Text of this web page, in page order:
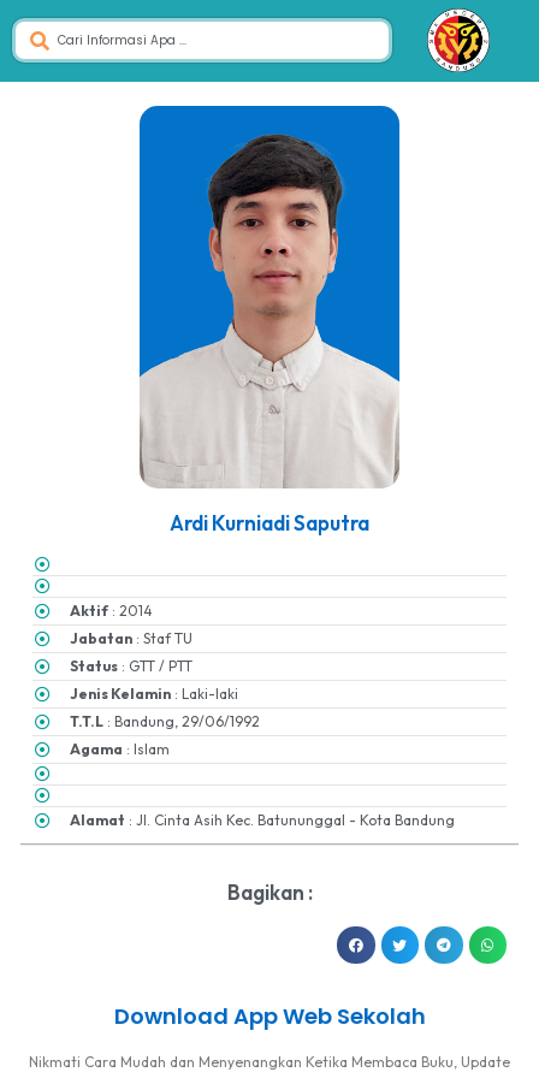
Ardi Kurniadi Saputra
Aktif : 2014
Jabatan : Staf TU
Status : GTT / PTT
Jenis Kelamin : Laki-laki
T.T.L : Bandung, 29/06/1992
Agama : Islam
Alamat : Jl. Cinta Asih Kec. Batununggal - Kota Bandung
Bagikan :
Download App Web Sekolah
Nikmati Cara Mudah dan Menyenangkan Ketika Membaca Buku, Update